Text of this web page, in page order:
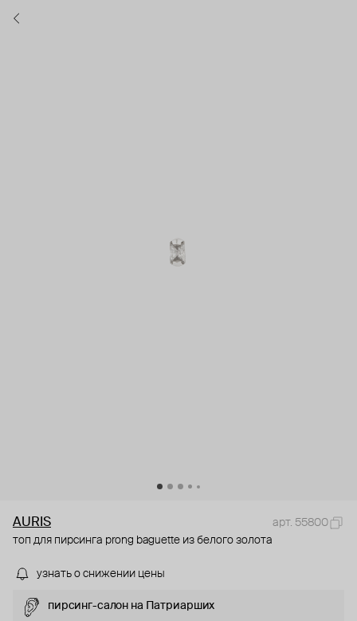
AURIS
арт. 55800
топ для пирсинга prong baguette из белого золота
узнать о снижении цены
пирсинг-салон на Патриарших